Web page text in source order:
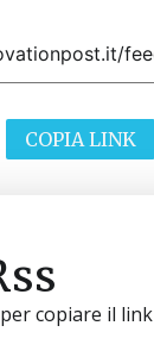
COPIA LINK
copiare il link